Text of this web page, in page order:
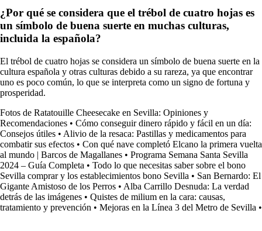
¿Por qué se considera que el trébol de cuatro hojas es
un símbolo de buena suerte en muchas culturas,
incluida la española?
El trébol de cuatro hojas se considera un símbolo de buena suerte en la
cultura española y otras culturas debido a su rareza, ya que encontrar
uno es poco común, lo que se interpreta como un signo de fortuna y
prosperidad.
Fotos de Ratatouille Cheesecake en Sevilla: Opiniones y
Recomendaciones • Cómo conseguir dinero rápido y fácil en un día:
Consejos útiles • Alivio de la resaca: Pastillas y medicamentos para
combatir sus efectos • Con qué nave completó Elcano la primera vuelta
al mundo | Barcos de Magallanes • Programa Semana Santa Sevilla
2024 – Guía Completa • Todo lo que necesitas saber sobre el bono
Sevilla comprar y los establecimientos bono Sevilla • San Bernardo: El
Gigante Amistoso de los Perros • Alba Carrillo Desnuda: La verdad
detrás de las imágenes • Quistes de milium en la cara: causas,
tratamiento y prevención • Mejoras en la Línea 3 del Metro de Sevilla •